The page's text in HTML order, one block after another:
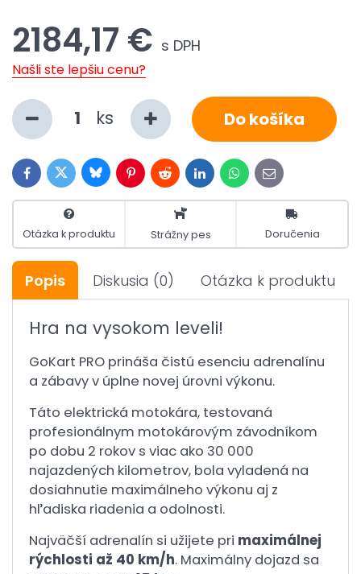
2184,17 € s DPH
Našli ste lepšiu cenu?
ks Do košíka
FacebookTwitterBlueskyPinterestRedditLinkedInWhatsApp
E-
mail
Otázka k produktu Strážny pes Doručenia
Popis Diskusia (0) Otázka k produktu
Hra na vysokom leveli!
GoKart PRO prináša čistú esenciu adrenalínu
a zábavy v úplne novej úrovni výkonu.
Táto elektrická motokára, testovaná
profesionálnym motokárovým závodníkom
po dobu 2 rokov s viac ako 30 000
najazdených kilometrov, bola vyladená na
dosiahnutie maximálneho výkonu aj z
hľadiska riadenia a odolnosti.
Najväčší adrenalín si užijete pri maximálnej
rýchlosti až 40 km/h. Maximálny dojazd sa